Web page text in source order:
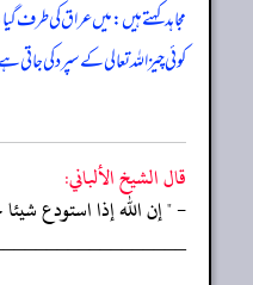
مجاہد کہتے ہیں: میں عراق کی
کوئی چیز اللہ تعالی کے سپرد کی
قال الشيخ الألباني:
- " إن الله إذا استودع